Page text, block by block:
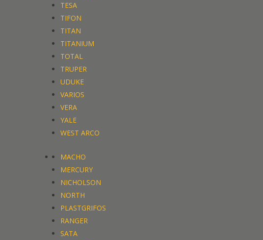
TESA
TIFON
TITAN
TITANIUM
TOTAL
TRUPER
UDUKE
VARIOS
VERA
YALE
WEST ARCO
MACHO
MERCURY
NICHOLSON
NORTH
PLASTGRIFOS
RANGER
SATA